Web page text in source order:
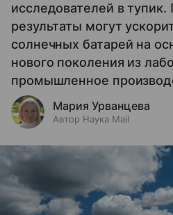
исследователей в
результаты могут
солнечных батарей на
нового поколения из
промышленное
Мария Урванцева
Автор Наука Mail